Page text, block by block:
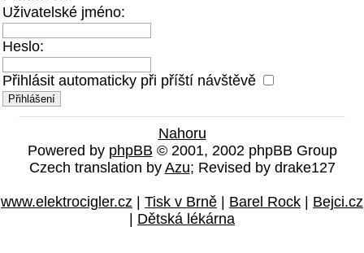
Uživatelské jméno:
Heslo:
Přihlásit automaticky při příští návštěvě
Nahoru
Powered by phpBB © 2001, 2002 phpBB Group
Czech translation by Azu; Revised by drake127
www.elektrocigler.cz | Tisk v Brně | Barel Rock | Bejci.cz
| Dětská lékárna